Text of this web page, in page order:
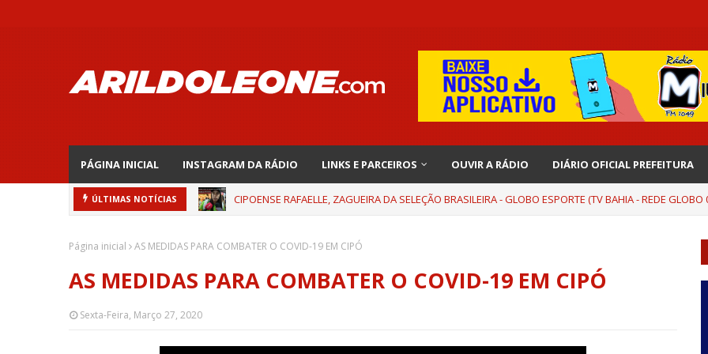
PÁGINA INICIAL INSTAGRAM DA RÁDIO LINKS E PARCEIROS OUVIR A RÁDIO DIÁRIO OFICIAL PREFEITURA
ÚLTIMAS NOTÍCIAS CIPOENSE RAFAELLE, ZAGUEIRA DA SELEÇÃO BRASILEIRA - GLOBO ESPORTE (TV BAHIA - REDE
Página inicial AS MEDIDAS PARA COMBATER O COVID-19 EM CIPÓ
AS MEDIDAS PARA COMBATER O COVID-19 EM CIPÓ
Sexta-Feira, Março 27, 2020